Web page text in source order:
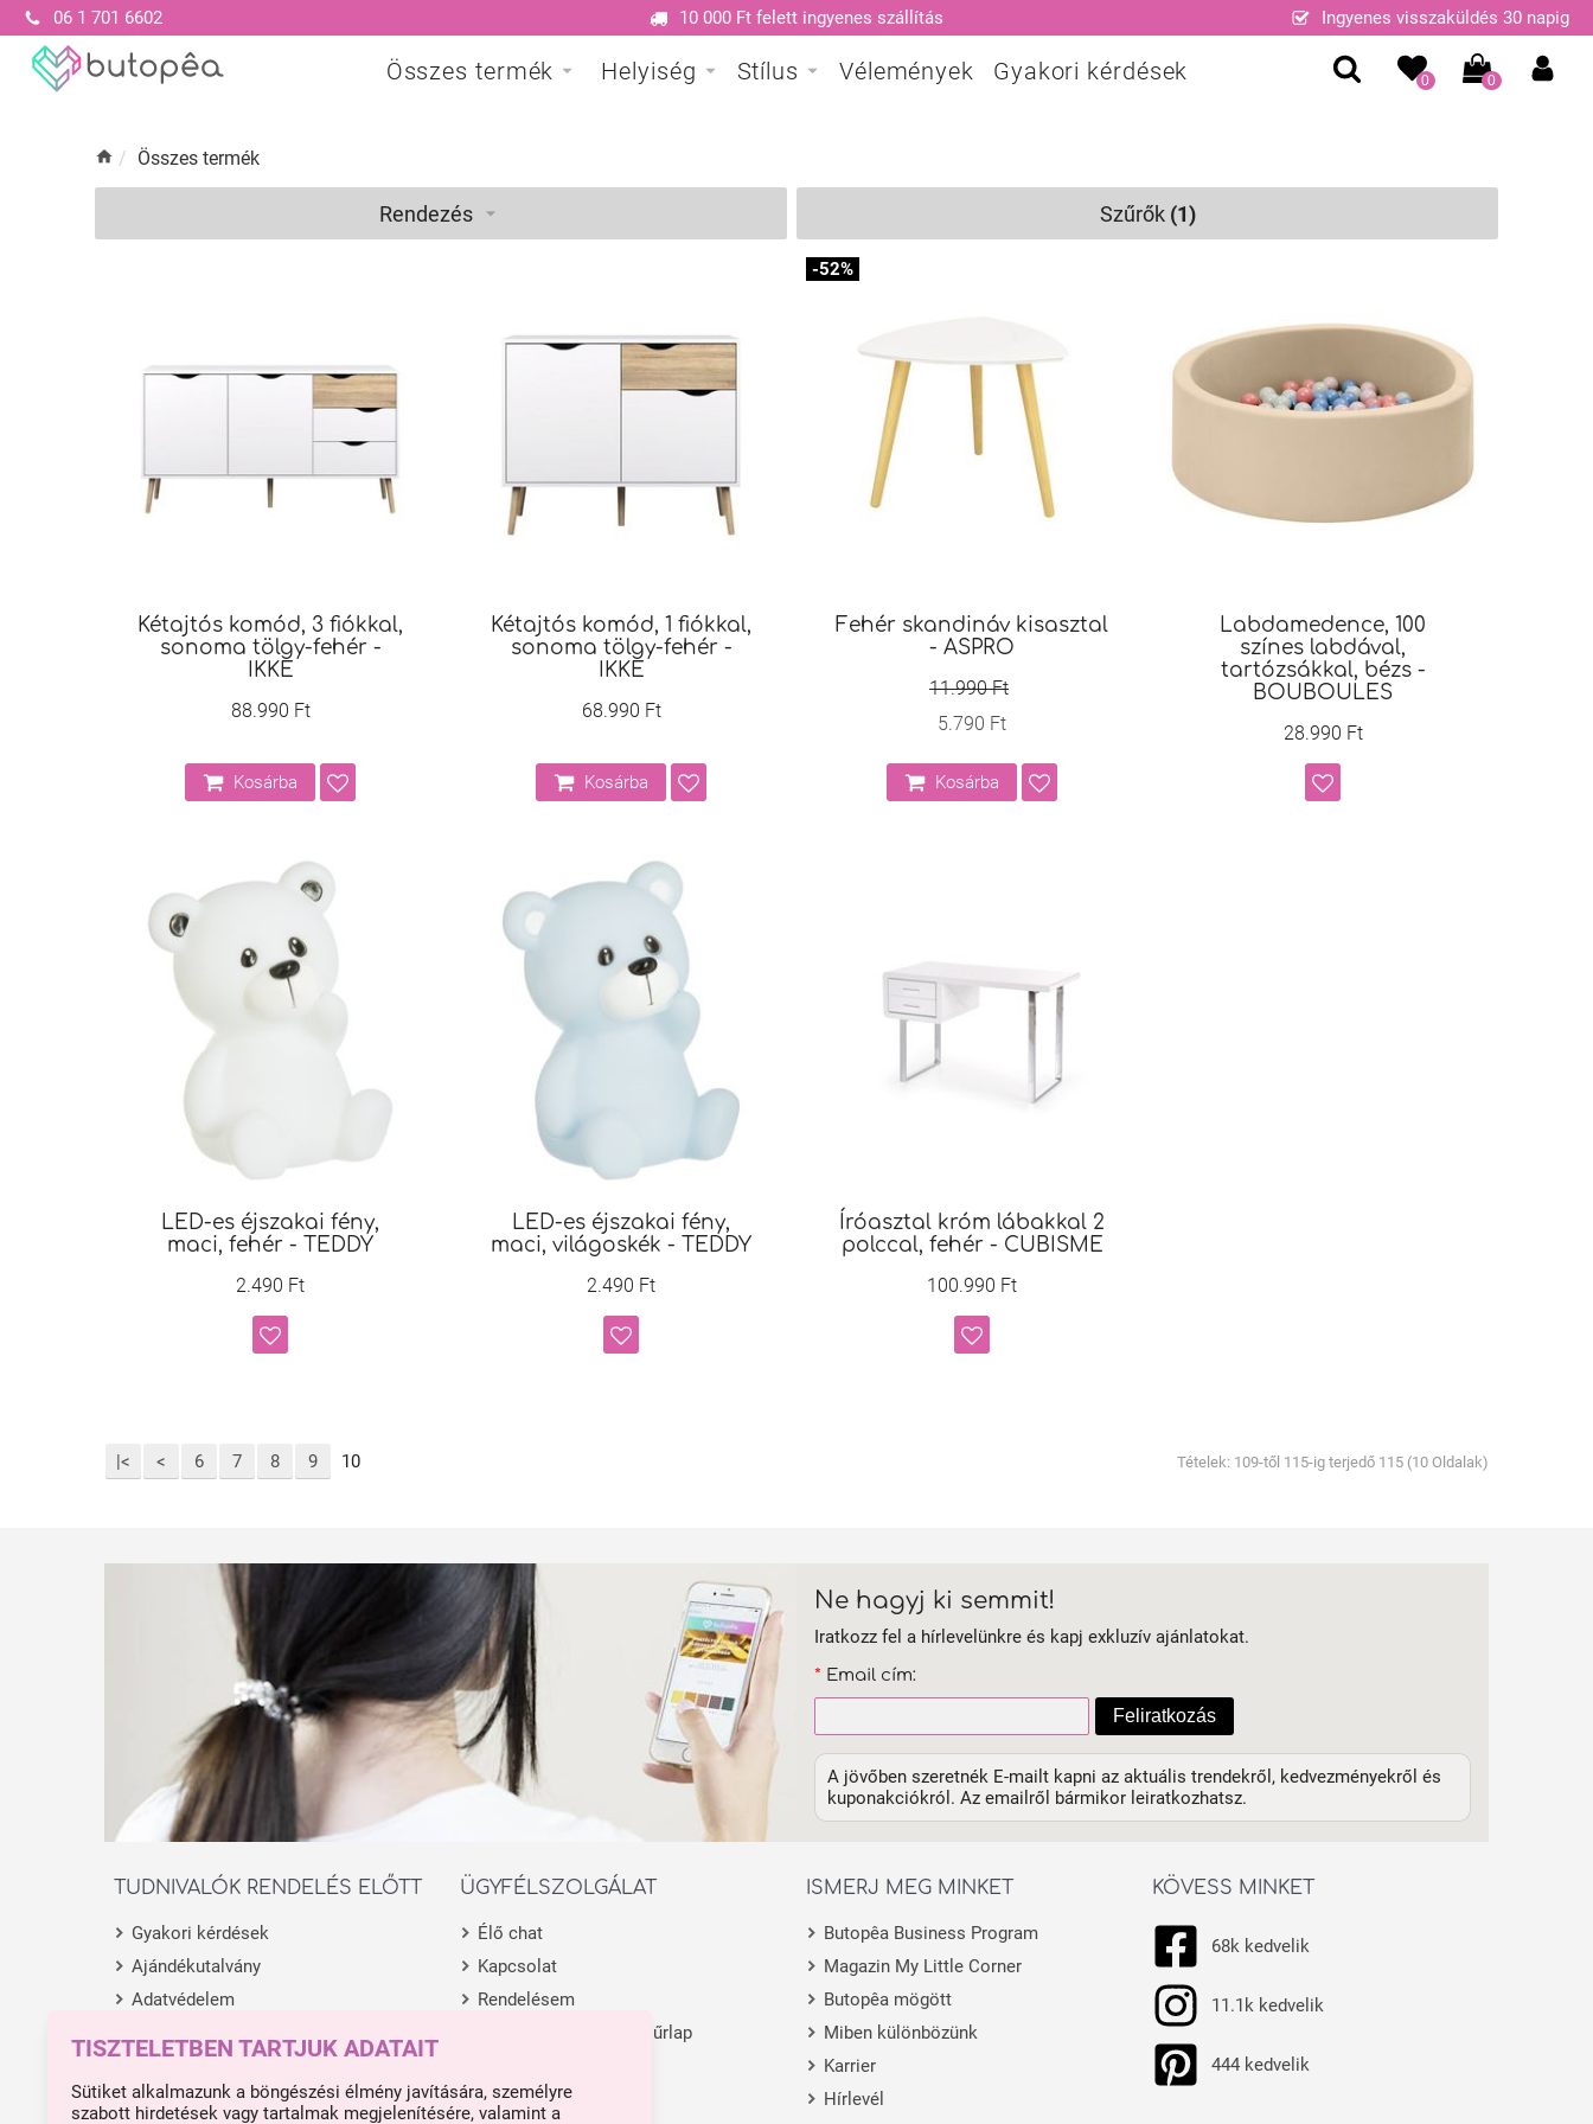
06 1 701 6602 10 000 Ft felett ingyenes szállítás Ingyenes visszaküldés 30 napig
Összes termék Helyiség Stílus Vélemények Gyakori kérdések 0 0
/ Összes termék
Rendezés Szűrők (1)
Kétajtós komód, 3 fiókkal,
sonoma tölgy-fehér -
IKKE
88.990 Ft
Kosárba
Kétajtós komód, 1 fiókkal,
sonoma tölgy-fehér -
IKKE
68.990 Ft
Kosárba
-52%
Fehér skandináv kisasztal
- ASPRO
11.990 Ft
5.790 Ft
Kosárba
Labdamedence, 100
színes labdával,
tartózsákkal, bézs -
BOUBOULES
28.990 Ft
LED-es éjszakai fény,
maci, fehér - TEDDY
2.490 Ft
LED-es éjszakai fény,
maci, világoskék - TEDDY
2.490 Ft
Íróasztal króm lábakkal 2
polccal, fehér - CUBISME
100.990 Ft
|< < 6 7 8 9 10 Tételek: 109-től 115-ig terjedő 115 (10 Oldalak)
Ne hagyj ki semmit!
Iratkozz fel a hírlevelünkre és kapj exkluzív ajánlatokat.
* Email cím:
Feliratkozás
A jövőben szeretnék E-mailt kapni az aktuális trendekről, kedvezményekről és
kuponakciókról. Az emailről bármikor leiratkozhatsz.
TUDNIVALÓK RENDELÉS ELŐTT
Gyakori kérdések
Ajándékutalvány
Adatvédelem
ÜGYFÉLSZOLGÁLAT
Élő chat
Kapcsolat
Rendelésem
Termék visszaküldési űrlap
ISMERJ MEG MINKET
Butopêa Business Program
Magazin My Little Corner
Butopêa mögött
Miben különbözünk
Karrier
Hírlevél
KÖVESS MINKET
68k kedvelik
11.1k kedvelik
444 kedvelik
TISZTELETBEN TARTJUK ADATAIT
Sütiket alkalmazunk a böngészési élmény javítására, személyre
szabott hirdetések vagy tartalmak megjelenítésére, valamint a